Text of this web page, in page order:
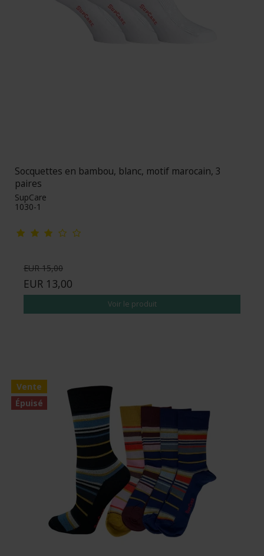
Socquettes en bambou, blanc, motif marocain, 3
paires
SupCare
1030-1
EUR 15,00
EUR 13,00
Voir le produit
Vente
Épuisé